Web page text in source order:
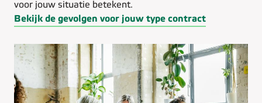
voor jouw situatie betekent.
Bekijk de gevolgen voor jouw type contract